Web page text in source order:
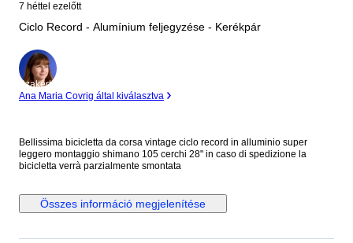
7 héttel ezelőtt
Ciclo Record - Alumínium feljegyzése - Kerékpár
Szakértő
Ana Maria Covrig által kiválasztva
Bellissima bicicletta da corsa vintage ciclo record in alluminio super
leggero montaggio shimano 105 cerchi 28" in caso di spedizione la
bicicletta verrà parzialmente smontata
Összes információ megjelenítése